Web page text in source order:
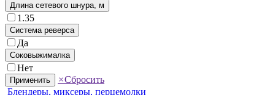
Длина сетевого шнура, м
1.35
Система реверса
Да
Соковыжималка
Нет
Применить ×Сбросить
Блендеры, миксеры, перцемолки